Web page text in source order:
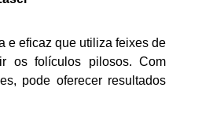
e eficaz que utiliza feixes de
os folículos pilosos. Com
pode oferecer resultados